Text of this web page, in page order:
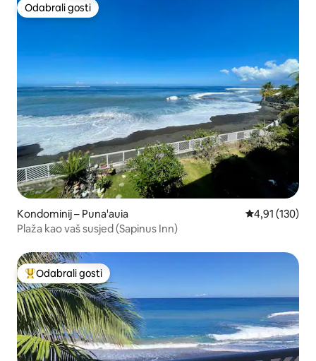
Odabrali gosti
Odabrali gosti
Kondominij – Puna'auia Prosječna
4,91 (130)
Plaža kao vaš susjed (Sapinus Inn)
Među najviše rangiranima s oznakom „Odabrali gosti”
Odabrali gosti